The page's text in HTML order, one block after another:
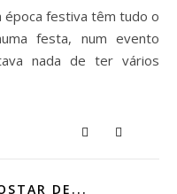
época festiva têm tudo o
festa, num evento
nada de ter vários
DE...